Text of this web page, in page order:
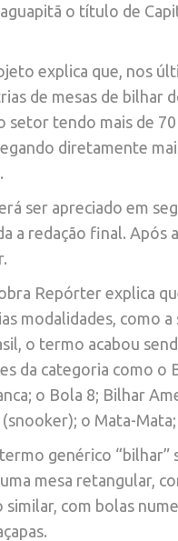
o título de
explica que, nos
de mesas de bilhar
setor tendo mais de
diretamente
ser apreciado em
a redação final. Após
Repórter explica
modalidades, como
o termo acabou
da categoria como o
o Bola 8; Bilhar
(snooker); o Mata-
genérico “bilhar”
mesa retangular,
similar, com bolas